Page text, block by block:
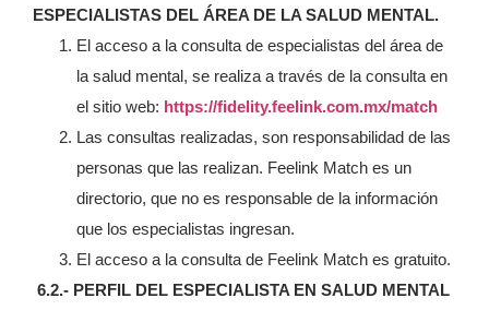
ESPECIALISTAS DEL ÁREA DE LA SALUD MENTAL.
El acceso a la consulta de especialistas del área de
la salud mental, se realiza a través de la consulta en
el sitio web: https://fidelity.feelink.com.mx/match
Las consultas realizadas, son responsabilidad de las
personas que las realizan. Feelink Match es un
directorio, que no es responsable de la información
que los especialistas ingresan.
El acceso a la consulta de Feelink Match es gratuito.
6.2.- PERFIL DEL ESPECIALISTA EN SALUD MENTAL